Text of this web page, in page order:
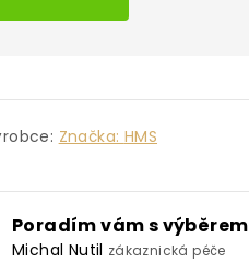
Značka: HMS
Poradím vám s výběrem
Michal Nutil zákaznická péče